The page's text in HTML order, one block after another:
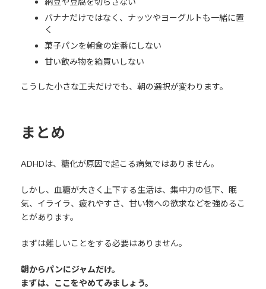
バナナだけではなく、ナッツやヨーグルトも一緒に置
く
菓子パンを朝食の定番にしない
甘い飲み物を箱買いしない
こうした小さな工夫だけでも、朝の選択が変わります。
まとめ
ADHDは、糖化が原因で起こる病気ではありません。
しかし、血糖が大きく上下する生活は、集中力の低下、眠
気、イライラ、疲れやすさ、甘い物への欲求などを強めるこ
とがあります。
まずは難しいことをする必要はありません。
朝からパンにジャムだけ。
まずは、ここをやめてみましょう。